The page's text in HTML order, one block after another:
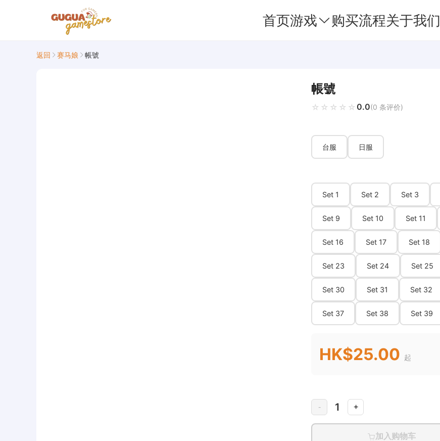
首页游戏 购买流程关于我们
返回 赛马娘 帳號
帳號
☆☆☆☆☆
★★★★★ 0.0(0 条评价)
台服 日服
Set 1 Set 2 Set 3
Set 9 Set 10 Set 11
Set 16 Set 17 Set 18
Set 23 Set 24 Set 25
Set 30 Set 31 Set 32
Set 37 Set 38 Set 39
HK$25.00 起
- 1 +
加入购物车